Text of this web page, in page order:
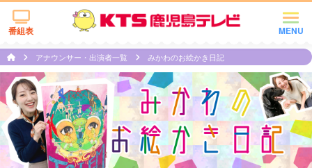
MENU
番組表
アナウンサー・出演者一覧 みかわのお絵かき日記